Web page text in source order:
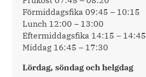
Förmiddagsfika 09:45 – 10:15
Lunch 12:00 – 13:00
Eftermiddagsfika 14:15 – 14:45
Middag 16:45 – 17:30
Lördag, söndag och helgdag